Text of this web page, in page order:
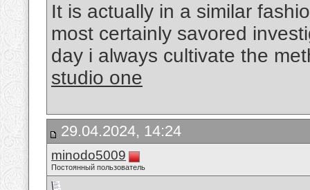
It is actually in a similar
most certainly savored
day i always cultivate the
studio one
29.04.2024, 14:24
minodo5009
Постоянный пользователь